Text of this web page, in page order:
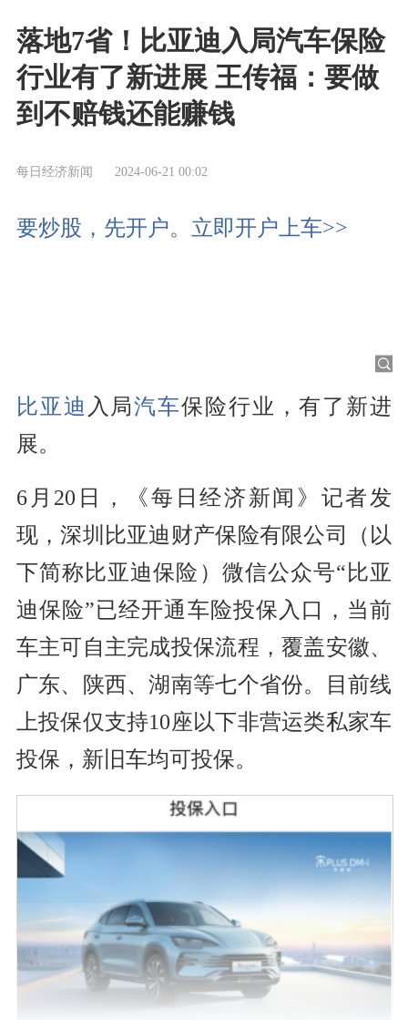
落地7省！比亚迪入局汽车保险
行业有了新进展 王传福：要做
到不赔钱还能赚钱
每日经济新闻 2024-06-21 00:02
要炒股，先开户。立即开户上车>>
比亚迪 入局汽车保险行业，有了新进
展。
6月20日，《每日经济新闻》记者发
现，深圳比亚迪财产保险有限公司（以
下简称比亚迪保险）微信公众号“比亚
迪保险”已经开通车险投保入口，当前
车主可自主完成投保流程，覆盖安徽、
广东、陕西、湖南等七个省份。目前线
上投保仅支持10座以下非营运类私家车
投保，新旧车均可投保。